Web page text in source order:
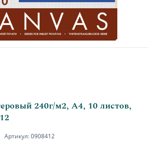
240г/м2, А4, 10 листов,
Артикул:0908412